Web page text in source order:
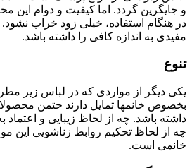
و جایگرین گردد. اما کیفیت و دوام این
در هنگام استفاده، خیلی زود خراب
مفیدی به اندازه کافی را داشته باشد.
تنوع
یکی دیگر از مواردی که در لباس زیر
بخصوص خانمها تمایل دارند حتمن
داشته باشد. چه از لحاظ زیبایی و
چه از لحاظ تحکیم روابط زناشویی این
خانمی است.